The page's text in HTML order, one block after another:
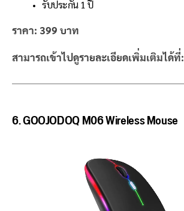
รับประกัน 1 ปี
ราคา: 399 บาท
สามารถเข้าไปดูรายละเอียดเพิ่มเติมได้ที่:
6. GOOJODOQ M06 Wireless Mouse